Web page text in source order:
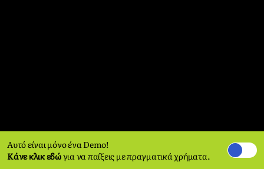
Αυτό είναι μόνο ένα Demo!
Κάνε κλικ εδώγια να παίξεις με πραγματικά χρήματα.